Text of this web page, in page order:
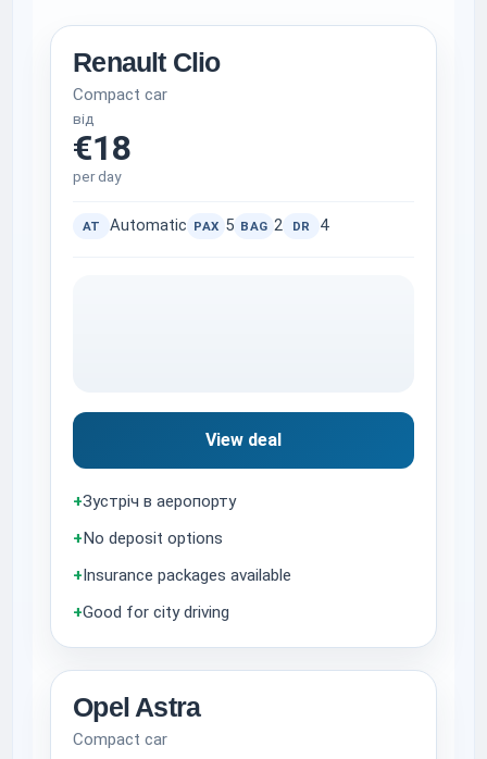
Renault Clio
Compact car
від
€18
per day
AT Automatic PAX 5 BAG 2 DR 4
View deal
+Зустріч в аеропорту
+No deposit options
+Insurance packages available
+Good for city driving
Opel Astra
Compact car